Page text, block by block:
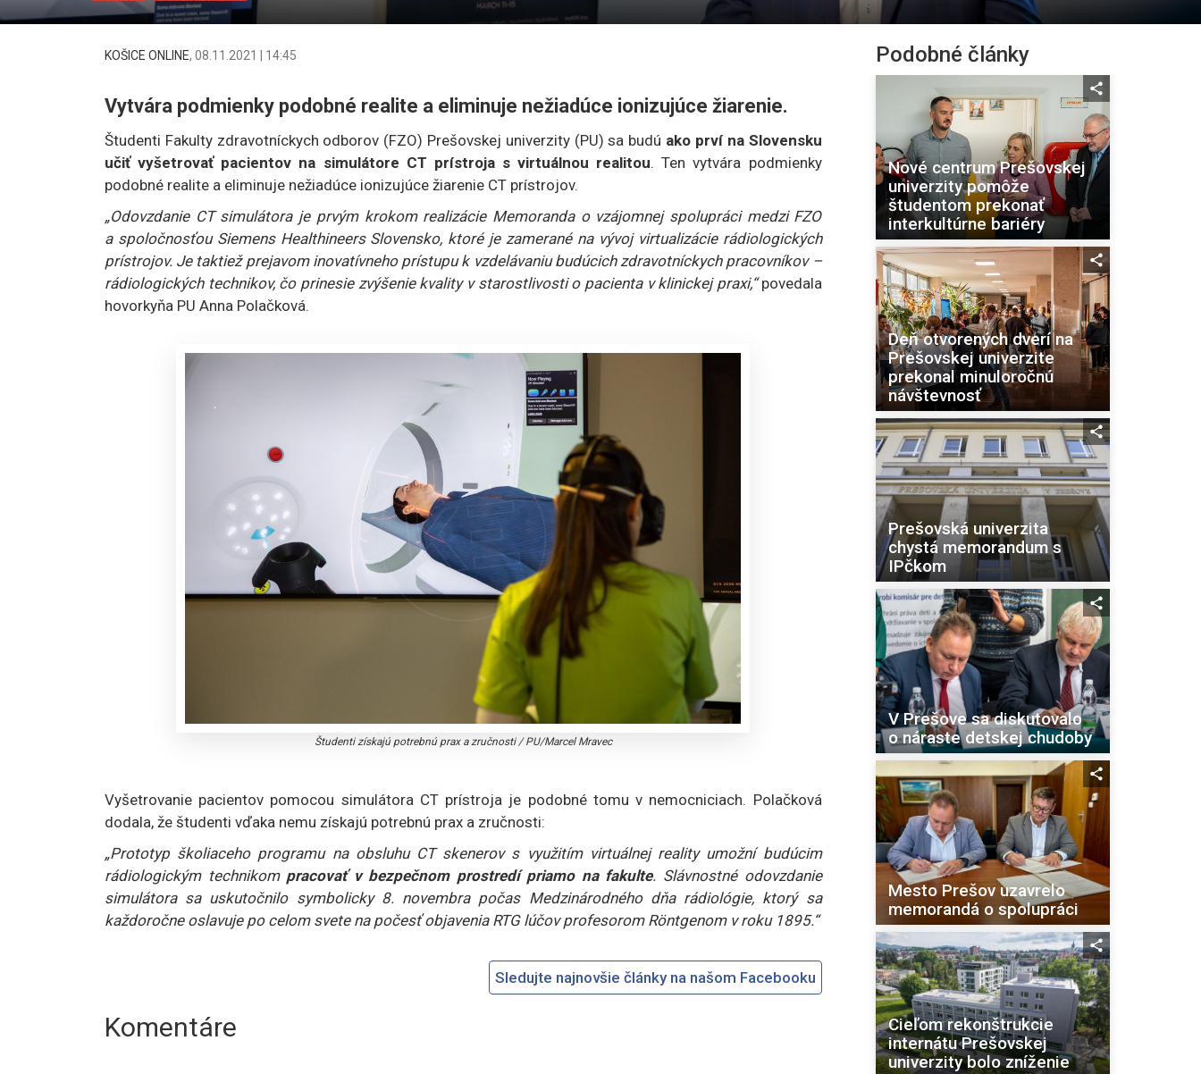
KOŠICE ONLINE, 08.11.2021 | 14:45
Vytvára podmienky podobné realite a eliminuje nežiadúce ionizujúce žiarenie.
Študenti Fakulty zdravotníckych odborov (FZO) Prešovskej univerzity (PU) sa budú ako prví na Slovensku
učiť vyšetrovať pacientov na simulátore CT prístroja s virtuálnou realitou. Ten vytvára podmienky
podobné realite a eliminuje nežiadúce ionizujúce žiarenie CT prístrojov.
„Odovzdanie CT simulátora je prvým krokom realizácie Memoranda o vzájomnej spolupráci medzi FZO
a spoločnosťou Siemens Healthineers Slovensko, ktoré je zamerané na vývoj virtualizácie rádiologických
prístrojov. Je taktiež prejavom inovatívneho prístupu k vzdelávaniu budúcich zdravotníckych pracovníkov –
rádiologických technikov, čo prinesie zvýšenie kvality v starostlivosti o pacienta v klinickej praxi,“povedala
hovorkyňa PU Anna Polačková.
Študenti získajú potrebnú prax a zručnosti/PU/Marcel Mravec
Vyšetrovanie pacientov pomocou simulátora CT prístroja je podobné tomu v nemocniciach. Polačková
dodala, že študenti vďaka nemu získajú potrebnú prax a zručnosti:
„Prototyp školiaceho programu na obsluhu CT skenerov s využitím virtuálnej reality umožní budúcim
rádiologickým technikom pracovať v bezpečnom prostredí priamo na fakulte. Slávnostné odovzdanie
simulátora sa uskutočnilo symbolicky 8. novembra počas Medzinárodného dňa rádiológie, ktorý sa
každoročne oslavuje po celom svete na počesť objavenia RTG lúčov profesorom Röntgenom v roku 1895.“
Sledujte najnovšie články na našom Facebooku
Komentáre
Podobné články
Nové centrum Prešovskej
univerzity pomôže
študentom prekonať
interkultúrne bariéry
Deň otvorených dverí na
Prešovskej univerzite
prekonal minuloročnú
návštevnosť
Prešovská univerzita
chystá memorandum s
IPčkom
V Prešove sa diskutovalo
o náraste detskej chudoby
Mesto Prešov uzavrelo
memorandá o spolupráci
Cieľom rekonštrukcie
internátu Prešovskej
univerzity bolo zníženie